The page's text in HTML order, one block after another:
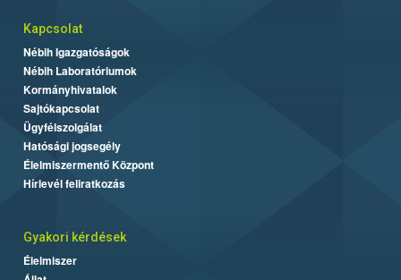
Kapcsolat
Nébih Igazgatóságok
Nébih Laboratóriumok
Kormányhivatalok
Sajtókapcsolat
Ügyfélszolgálat
Hatósági jogsegély
Élelmiszermentő Központ
Hírlevél feliratkozás
Gyakori kérdések
Élelmiszer